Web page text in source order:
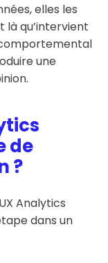
elles les
là qu’intervient
une
de
?
Analytics
dans un